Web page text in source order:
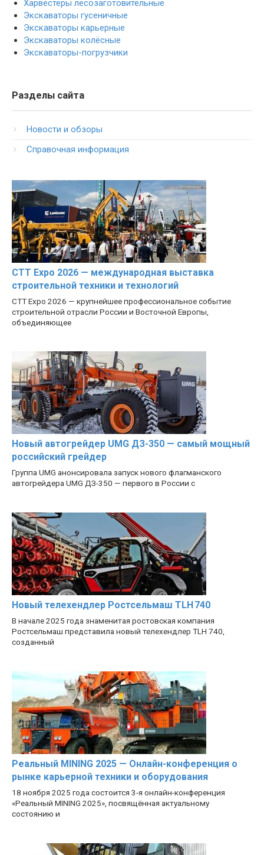
Харвестеры лесозаготовительные
Экскаваторы гусеничные
Экскаваторы карьерные
Экскаваторы колёсные
Экскаваторы-погрузчики
Разделы сайта
Новости и обзоры
Справочная информация
CTT Expo 2026 — международная выставка
строительной техники и технологий
CTT Expo 2026 — крупнейшее профессиональное событие
строительной отрасли России и Восточной Европы,
объединяющее
Новый автогрейдер UMG ДЗ-350 — самый мощный
российский грейдер
Группа UMG анонсировала запуск нового флагманского
автогрейдера UMG ДЗ-350 — первого в России с
Новый телехендлер Ростсельмаш TLH 740
В начале 2025 года знаменитая ростовская компания
Ростсельмаш представила новый телехендлер TLH 740,
созданный
Реальный MINING 2025 — Онлайн-конференция о
рынке карьерной техники и оборудования
18 ноября 2025 года состоится 3-я онлайн-конференция
«Реальный MINING 2025», посвящённая актуальному
состоянию и